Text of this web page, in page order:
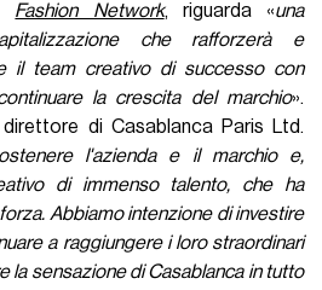
Fashion Network, riguarda «una
che rafforzerà e
il team creativo di successo con
la crescita del marchio».
direttore di Casablanca Paris Ltd.
l'azienda e il marchio e,
di immenso talento, che ha
Abbiamo intenzione di investire
a raggiungere i loro straordinari
la sensazione di Casablanca in tutto